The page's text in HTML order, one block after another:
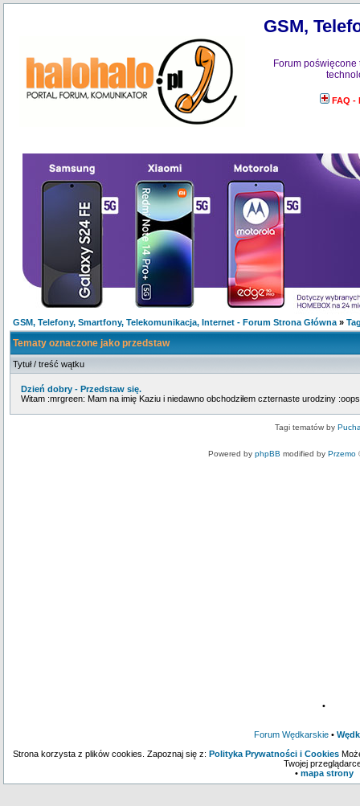
GSM,
Forum
FAQ -
GSM, Telefony, Smartfony, Telekomunikacja, Internet - Forum Strona Główna »
Tematy oznaczone jako przedstaw
Tytuł / treść wątku
Dzień dobry - Przedstaw się.
Witam :mrgreen: Mam na imię Kaziu i niedawno obchodziłem czternaste urodziny
Tagi tematów by
Powered by phpBB modified by Przemo
•
Forum Wędkarskie•
Strona korzysta z plików cookies. Zapoznaj się z: Polityka Prywatności i Cookies
Twojej
• mapa strony